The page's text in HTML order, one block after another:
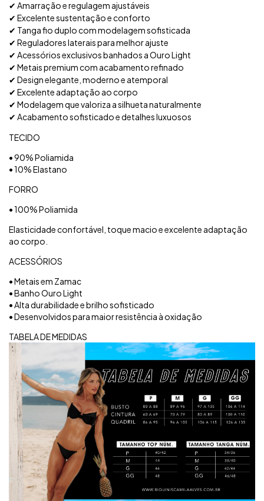
✔ Amarração e regulagem ajustáveis
✔ Excelente sustentação e conforto
✔ Tanga fio duplo com modelagem sofisticada
✔ Reguladores laterais para melhor ajuste
✔ Acessórios exclusivos banhados a Ouro Light
✔ Metais premium com acabamento refinado
✔ Design elegante, moderno e atemporal
✔ Excelente adaptação ao corpo
✔ Modelagem que valoriza a silhueta naturalmente
✔ Acabamento sofisticado e detalhes luxuosos
TECIDO
• 90% Poliamida
• 10% Elastano
FORRO
• 100% Poliamida
Elasticidade confortável, toque macio e excelente adaptação
ao corpo.
ACESSÓRIOS
• Metais em Zamac
• Banho Ouro Light
• Alta durabilidade e brilho sofisticado
• Desenvolvidos para maior resistência à oxidação
TABELA DE MEDIDAS